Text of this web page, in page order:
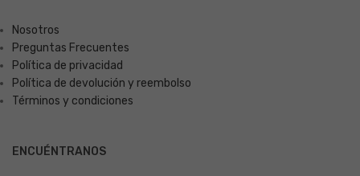
Nosotros
Preguntas Frecuentes
Política de privacidad
Política de devolución y reembolso
Términos y condiciones
ENCUÉNTRANOS